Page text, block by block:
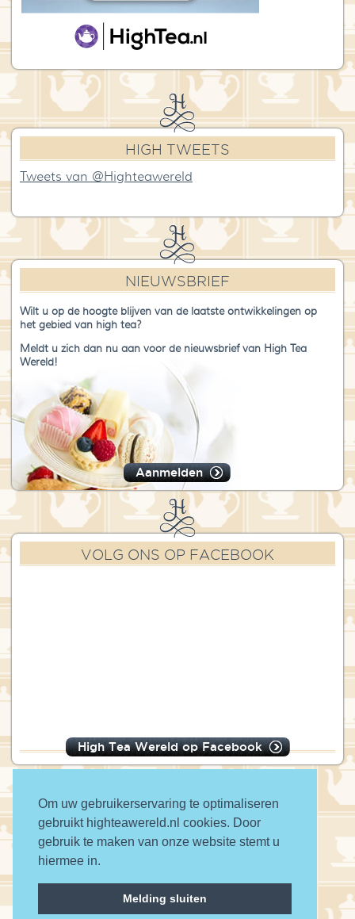
Om uw gebruikerservaring te optimaliseren
gebruikt highteawereld.nl cookies. Door
gebruik te maken van onze website stemt u
hiermee in.
Melding sluiten
HIGH TWEETS
Tweets van @Highteawereld
NIEUWSBRIEF
Wilt u op de hoogte blijven van de laatste ontwikkelingen op
het gebied van high tea?
Meldt u zich dan nu aan voor de nieuwsbrief van High Tea
Wereld!
Aanmelden
VOLG ONS OP FACEBOOK
High Tea Wereld op Facebook
© 2016 High Tea Wereld
a wwwanted website